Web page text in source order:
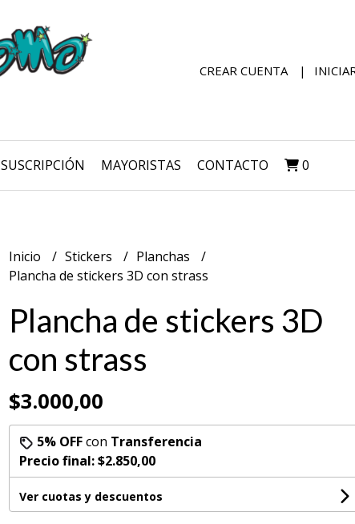
CREAR CUENTA
SUSCRIPCIÓN MAYORISTAS CONTACTO 0
Inicio Stickers
Planchas
Plancha de stickers 3D con strass
Plancha de stickers 3D
con strass
$3.000,00
5% OFFcon Transferencia
Precio final:$2.850,00
Ver cuotas y descuentos